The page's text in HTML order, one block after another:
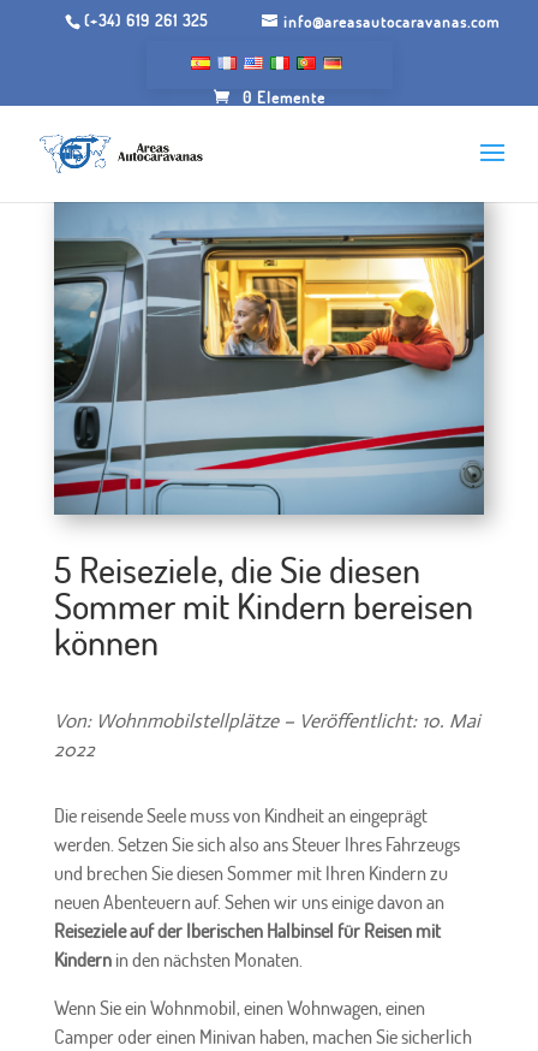
(+34) 619 261 325 info@areasautocaravanas.com
0 Elemente
5 Reiseziele, die Sie diesen
Sommer mit Kindern bereisen
können
Von: Wohnmobilstellplätze – Veröffentlicht: 10. Mai
2022
Die reisende Seele muss von Kindheit an eingeprägt
werden. Setzen Sie sich also ans Steuer Ihres Fahrzeugs
und brechen Sie diesen Sommer mit Ihren Kindern zu
neuen Abenteuern auf. Sehen wir uns einige davon an
Reiseziele auf der Iberischen Halbinsel für Reisen mit
Kindernin den nächsten Monaten.
Wenn Sie ein Wohnmobil, einen Wohnwagen, einen
Camper oder einen Minivan haben, machen Sie sicherlich